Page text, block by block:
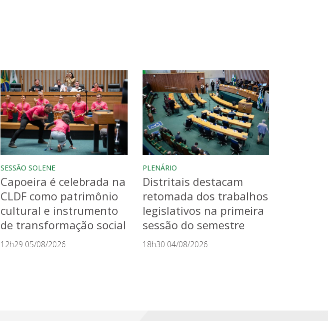
SESSÃO SOLENE
Capoeira é celebrada na
CLDF como patrimônio
cultural e instrumento
de transformação social
12h29 05/08/2026
PLENÁRIO
Distritais destacam
retomada dos trabalhos
legislativos na primeira
sessão do semestre
18h30 04/08/2026